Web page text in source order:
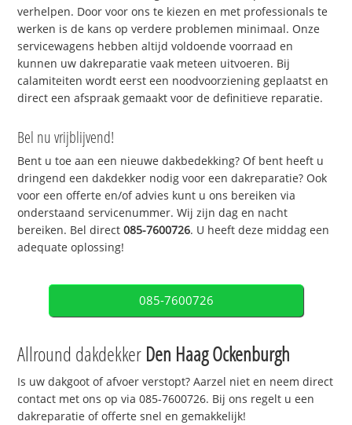
verhelpen. Door voor ons te kiezen en met professionals te
werken is de kans op verdere problemen minimaal. Onze
servicewagens hebben altijd voldoende voorraad en
kunnen uw dakreparatie vaak meteen uitvoeren. Bij
calamiteiten wordt eerst een noodvoorziening geplaatst en
direct een afspraak gemaakt voor de definitieve reparatie.
Bel nu vrijblijvend!
Bent u toe aan een nieuwe dakbedekking? Of bent heeft u
dringend een dakdekker nodig voor een dakreparatie? Ook
voor een offerte en/of advies kunt u ons bereiken via
onderstaand servicenummer. Wij zijn dag en nacht
bereiken. Bel direct085-7600726. U heeft deze middag een
adequate oplossing!
085-7600726
Allround dakdekker Den Haag Ockenburgh
Is uw dakgoot of afvoer verstopt? Aarzel niet en neem direct
contact met ons op via 085-7600726. Bij ons regelt u een
dakreparatie of offerte snel en gemakkelijk!